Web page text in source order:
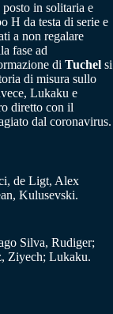
in solitaria e
H da testa di serie e
a non regalare
fase ad
di Tuchel si
di misura sullo
Lukaku e
diretto con il
dal coronavirus.
de Ligt, Alex
Kulusevski.
Silva, Rudiger;
Ziyech; Lukaku.